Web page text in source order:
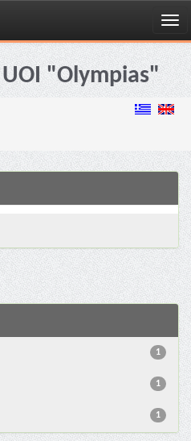
"Olympias"
1
1
1